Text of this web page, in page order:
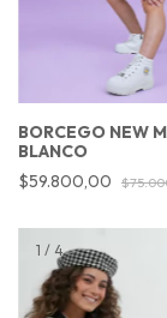
BORCEGO NEW
BLANCO
$59.800,00
1 / 4